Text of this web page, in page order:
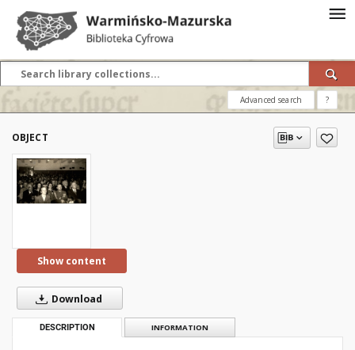
Advanced search ?
OBJECT
Show content
Download
DESCRIPTION INFORMATION